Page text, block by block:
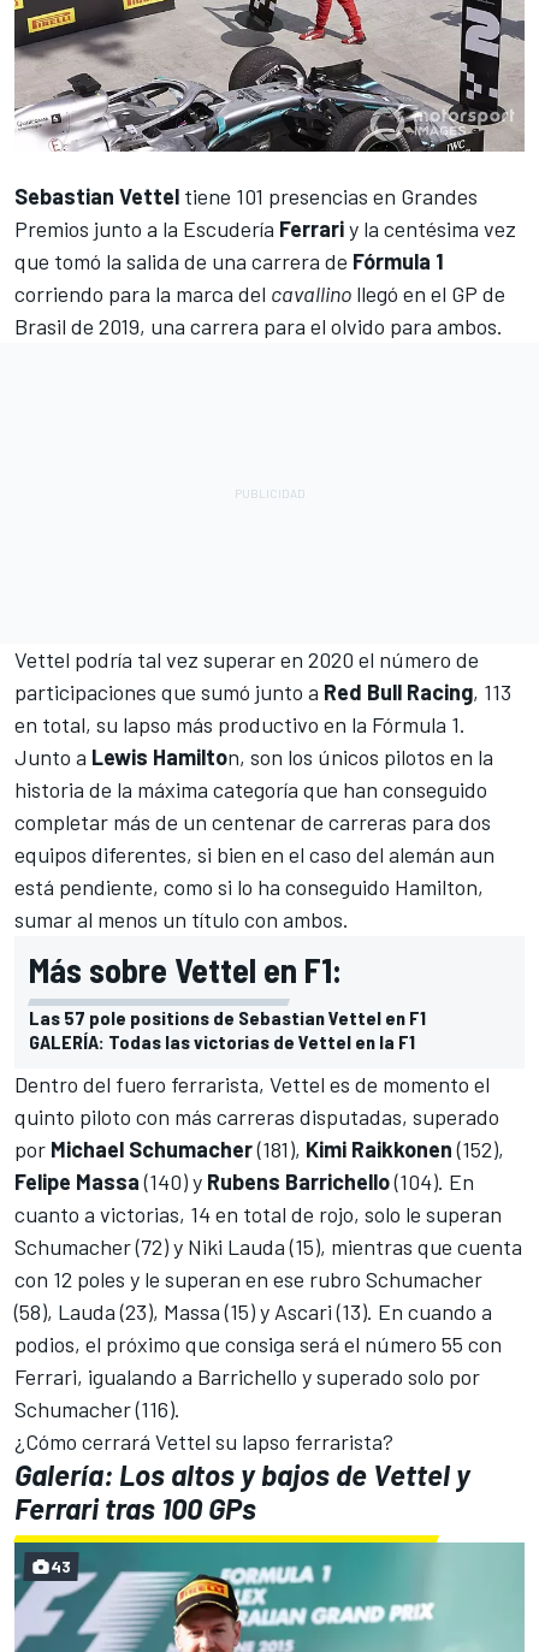
Sebastian Vettel tiene 101 presencias en Grandes
Premios junto a la Escudería Ferrariy la centésima vez
que tomó la salida de una carrera de Fórmula 1
corriendo para la marca del cavallino llegó en el GP de
Brasil de 2019, una carrera para el olvido para ambos.
Vettel podría tal vez superar en 2020 el número de
participaciones que sumó junto a Red Bull Racing, 113
en total, su lapso más productivo en la Fórmula 1.
Junto a Lewis Hamilton, son los únicos pilotos en la
historia de la máxima categoría que han conseguido
completar más de un centenar de carreras para dos
equipos diferentes, si bien en el caso del alemán aun
está pendiente, como si lo ha conseguido Hamilton,
sumar al menos un título con ambos.
Más sobre Vettel en F1:
Las 57 pole positions de Sebastian Vettel en F1
GALERÍA: Todas las victorias de Vettel en la F1
Dentro del fuero ferrarista, Vettel es de momento el
quinto piloto con más carreras disputadas, superado
por Michael Schumacher(181), Kimi Raikkonen(152),
Felipe Massa(140) y Rubens Barrichello(104). En
cuanto a victorias, 14 en total de rojo, solo le superan
Schumacher (72) y Niki Lauda (15), mientras que cuenta
con 12 poles y le superan en ese rubro Schumacher
(58), Lauda (23), Massa (15) y Ascari (13). En cuando a
podios, el próximo que consiga será el número 55 con
Ferrari, igualando a Barrichello y superado solo por
Schumacher (116).
¿Cómo cerrará Vettel su lapso ferrarista?
Galería: Los altos y bajos de Vettel y
Ferrari tras 100 GPs
43